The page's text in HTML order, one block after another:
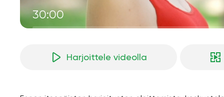
30:00
Harjoittele videolla